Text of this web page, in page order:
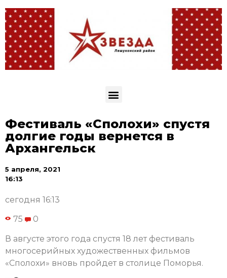
Фестиваль «Сполохи» спустя
долгие годы вернется в
Архангельск
5 апреля, 2021
16:13
сегодня 16:13
75 0
В августе этого года спустя 18 лет фестиваль
многосерийных художественных фильмов
«Сполохи» вновь пройдет в столице Поморья.